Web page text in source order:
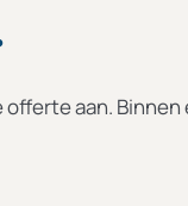
aan.